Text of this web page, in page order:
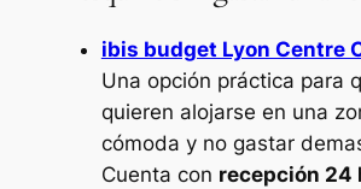
ibis budget Lyon Centre
Una opción práctica para
quieren alojarse en una
cómoda y no gastar
Cuenta con recepción 24